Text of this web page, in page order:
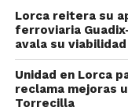
Lorca reitera su
ferroviaria
avala su viabilidad
Unidad en Lorca
reclama mejoras
Torrecilla